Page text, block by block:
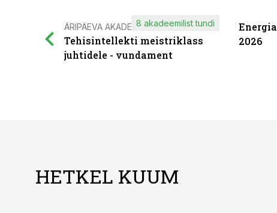
ÄRIPÄEVA AKADEEMIA
Tehisintellekti meistriklass
juhtidele - vundament
8 akadeemilist tundi
2026
HETKEL KUUM